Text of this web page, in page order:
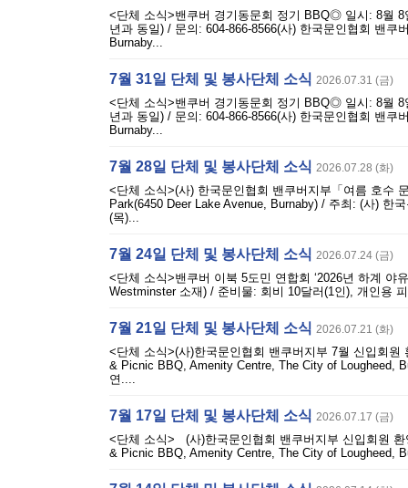
<단체 소식>밴쿠버 경기동문회 정기 BBQ◎ 일시: 8월
년과 동일) / 문의: 604-866-8566(사) 한국문인협회 밴
Burnaby...
7월 31일 단체 및 봉사단체 소식 2026.07.31 (금)
<단체 소식>밴쿠버 경기동문회 정기 BBQ◎ 일시: 8월
년과 동일) / 문의: 604-866-8566(사) 한국문인협회 밴
Burnaby...
7월 28일 단체 및 봉사단체 소식 2026.07.28 (화)
<단체 소식>(사) 한국문인협회 밴쿠버지부「여름 호수
Park(6450 Deer Lake Avenue, Burnaby) / 주최: (사)
(목)...
7월 24일 단체 및 봉사단체 소식 2026.07.24 (금)
<단체 소식>밴쿠버 이북 5도민 연합회 ‘2026년 하계
Westminster 소재) / 준비물: 회비 10달러(1인), 개인용
7월 21일 단체 및 봉사단체 소식 2026.07.21 (화)
<단체 소식>(사)한국문인협회 밴쿠버지부 7월 신입회
& Picnic BBQ, Amenity Centre, The City of Lougheed,
연....
7월 17일 단체 및 봉사단체 소식 2026.07.17 (금)
<단체 소식> (사)한국문인협회 밴쿠버지부 신입회원
& Picnic BBQ, Amenity Centre, The City of Lougheed,